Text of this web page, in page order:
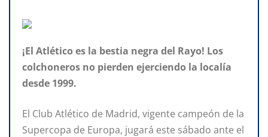
¡El Atlético es la bestia negra del Rayo! Los
colchoneros no pierden ejerciendo la localía
desde 1999.
El Club Atlético de Madrid, vigente campeón de la
Supercopa de Europa, jugará este sábado ante el